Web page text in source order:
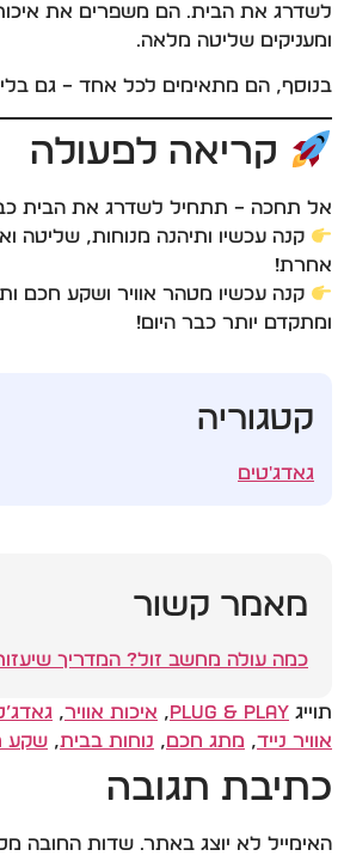
לשדרג את הבית. הם משפרים את איכות
ומעניקים שליטה מלאה.
בנוסף, הם מתאימים לכל אחד – גם בלי
קריאה לפעולה
אל תחכה – תתחיל לשדרג את הבית
קנה עכשיו ותיהנה מנוחות, שליטה
אחרת!
קנה עכשיו מטהר אוויר ושקע חכם
ומתקדם יותר כבר היום!
קטגוריה
גאדג'טים
מאמר קשור
כמה עולה מחשב זול? המדריך
תוייג Plug & Play
, איכות אוויר,
אוויר נייד, מתג חכם, נוחות בבית, שקע
כתיבת תגובה
האימייל לא יוצג באתר. שדות החובה